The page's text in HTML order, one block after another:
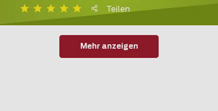
Teilen
Mehr anzeigen